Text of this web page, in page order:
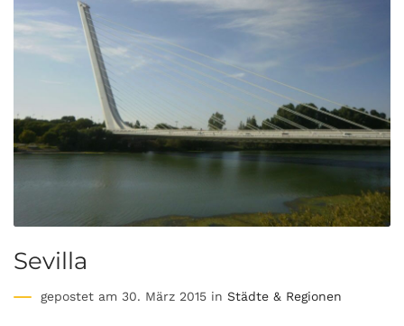
Sevilla
gepostet am 30. März 2015 in Städte & Regionen